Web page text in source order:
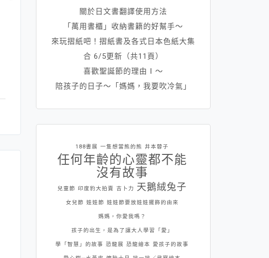
關於日文書翻譯使用方法
「萬用書櫃」收納書籍的好幫手～
來玩摺紙吧！摺紙書及各式日本色紙大集
合 6/5更新（共11頁）
喜歡聖誕節的理由Ⅰ～
陪孩子的日子～「媽媽，我要吹冷氣」
188書展 一隻想當熊的熊 井本蓉子
任何年齡的心靈都不能
沒有故事
兒童節 印度豹大拍賣 吉卜力 天鵝絨兔子
女兒節 娃娃節 娃娃節要放娃娃擺飾的由來
媽媽，你愛我嗎？
孩子的出生，是為了讓大人學習「愛」
學「智慧」的故事 恐龍展 恐龍繪本 愛孩子的故事